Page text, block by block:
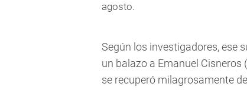
agosto.
Según los investigadores, ese
un balazo a Emanuel Cisneros
se recuperó milagrosamente